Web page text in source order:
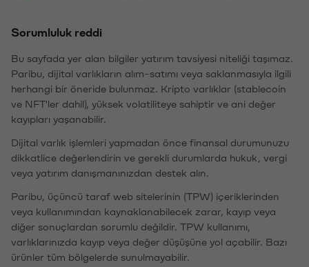
Sorumluluk reddi
Bu sayfada yer alan bilgiler yatırım tavsiyesi niteliği taşımaz.
Paribu, dijital varlıkların alım-satımı veya saklanmasıyla ilgili
herhangi bir öneride bulunmaz. Kripto varlıklar (stablecoin
ve NFT'ler dahil), yüksek volatiliteye sahiptir ve ani değer
kayıpları yaşanabilir.
Dijital varlık işlemleri yapmadan önce finansal durumunuzu
dikkatlice değerlendirin ve gerekli durumlarda hukuk, vergi
veya yatırım danışmanınızdan destek alın.
Paribu, üçüncü taraf web sitelerinin (TPW) içeriklerinden
veya kullanımından kaynaklanabilecek zarar, kayıp veya
diğer sonuçlardan sorumlu değildir. TPW kullanımı,
varlıklarınızda kayıp veya değer düşüşüne yol açabilir. Bazı
ürünler tüm bölgelerde sunulmayabilir.